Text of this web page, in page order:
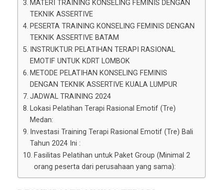
MATERI TRAINING KONSELING FEMINIS DENGAN
TEKNIK ASSERTIVE
PESERTA TRAINING KONSELING FEMINIS DENGAN
TEKNIK ASSERTIVE BATAM
INSTRUKTUR PELATIHAN TERAPI RASIONAL
EMOTIF UNTUK KDRT LOMBOK
METODE PELATIHAN KONSELING FEMINIS
DENGAN TEKNIK ASSERTIVE KUALA LUMPUR
JADWAL TRAINING 2024
Lokasi Pelatihan Terapi Rasional Emotif (Tre)
Medan:
Investasi Training Terapi Rasional Emotif (Tre) Bali
Tahun 2024 Ini :
Fasilitas Pelatihan untuk Paket Group (Minimal 2
orang peserta dari perusahaan yang sama):